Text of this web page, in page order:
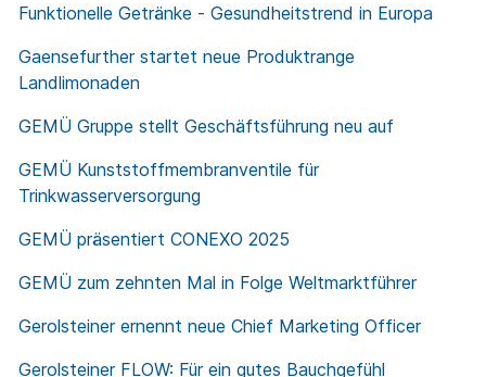
Funktionelle Getränke - Gesundheitstrend in Europa
Gaensefurther startet neue Produktrange
Landlimonaden
GEMÜ Gruppe stellt Geschäftsführung neu auf
GEMÜ Kunststoffmembranventile für
Trinkwasserversorgung
GEMÜ präsentiert CONEXO 2025
GEMÜ zum zehnten Mal in Folge Weltmarktführer
Gerolsteiner ernennt neue Chief Marketing Officer
Gerolsteiner FLOW: Für ein gutes Bauchgefühl